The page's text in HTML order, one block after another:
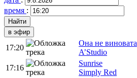
время :
в эфир
17:20
Она не виновата
A’Studio
17:16
Sunrise
Simply Red